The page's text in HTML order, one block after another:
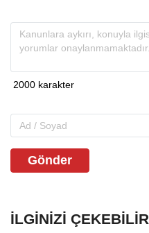
Gönder
İLGINIZI ÇEKEBILIR